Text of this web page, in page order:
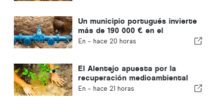
Un municipio portugués invierte
más de 190 000 € en el
suministro de agua
En - hace 20 horas
El Alentejo apuesta por la
recuperación medioambiental
con fondos europeos
En - hace 21 horas